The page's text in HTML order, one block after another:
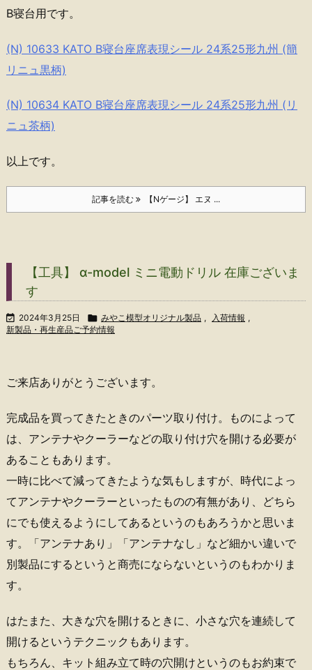
B寝台用です。
(N) 10633 KATO B寝台座席表現シール 24系25形九州 (簡
リニュ黒柄)
(N) 10634 KATO B寝台座席表現シール 24系25形九州 (リ
ニュ茶柄)
以上です。
記事を読む 【Nゲージ】 エヌ ...
【工具】 α-model ミニ電動ドリル 在庫ございま
す
 2024年3月25日  みやこ模型オリジナル製品 , 入荷情報 ,
新製品・再生産品ご予約情報
ご来店ありがとうございます。
完成品を買ってきたときのパーツ取り付け。ものによって
は、アンテナやクーラーなどの取り付け穴を開ける必要が
あることもあります。
一時に比べて減ってきたような気もしますが、時代によっ
てアンテナやクーラーといったものの有無があり、どちら
にでも使えるようにしてあるというのもあろうかと思いま
す。「アンテナあり」「アンテナなし」など細かい違いで
別製品にするというと商売にならないというのもわかりま
す。
はたまた、大きな穴を開けるときに、小さな穴を連続して
開けるというテクニックもあります。
もちろん、キット組み立て時の穴開けというのもお約束で